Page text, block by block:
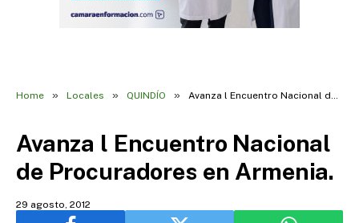
Home » Locales » QUINDÍO » Avanza l Encuentro Nacional de Procuradores en Armenia.
Avanza l Encuentro Nacional
de Procuradores en Armenia.
29 agosto, 2012